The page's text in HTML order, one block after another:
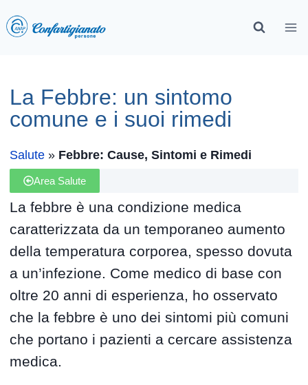
La Febbre: un sintomo
comune e i suoi rimedi
Salute » Febbre: Cause, Sintomi e Rimedi
Area Salute
La febbre è una condizione medica
caratterizzata da un temporaneo aumento
della temperatura corporea, spesso dovuta
a un’infezione. Come medico di base con
oltre 20 anni di esperienza, ho osservato
che la febbre è uno dei sintomi più comuni
che portano i pazienti a cercare assistenza
medica.